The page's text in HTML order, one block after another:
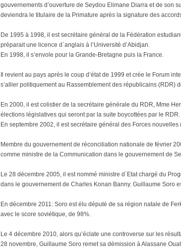
gouvernements d’ouverture de Seydou Elimane Diarra et de son
deviendra le titulaire de la Primature après la signature des
De 1995 à 1998, il est secrétaire général de la Fédération
préparait une licence d`anglais à l’Université d’Abidjan.
En 1998, il s’envole pour la Grande-Bretagne puis la France.
Il revient au pays après le coup d’état de 1999 et crée le Forum
s’allier politiquement au Rassemblement des républicains (RDR)
En 2000, il est colistier de la secrétaire générale du RDR, Mme
élections législatives qui seront par la suite boycottées par le RDR.
En septembre 2002, il est secrétaire général des Forces
Membre du gouvernement de réconciliation nationale de février
comme ministre de la Communication dans le gouvernement de
Le 28 décembre 2005, il est nommé ministre d`Etat chargé du
dans le gouvernement de Charles Konan Banny. Guillaume Soro
En décembre 2011: Soro est élu député de sa région natale de
avec le score soviétique, de 98%.
Le 4 décembre 2010, alors qu’éclate une controverse sur les
28 novembre, Guillaume Soro remet sa démission à Alassane